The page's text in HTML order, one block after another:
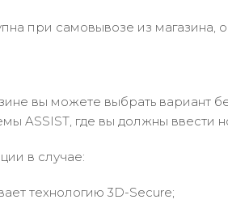
при самовывозе из магазина,
вы можете выбрать вариант
ASSIST, где вы должны ввести
в случае:
технологию 3D-Secure;